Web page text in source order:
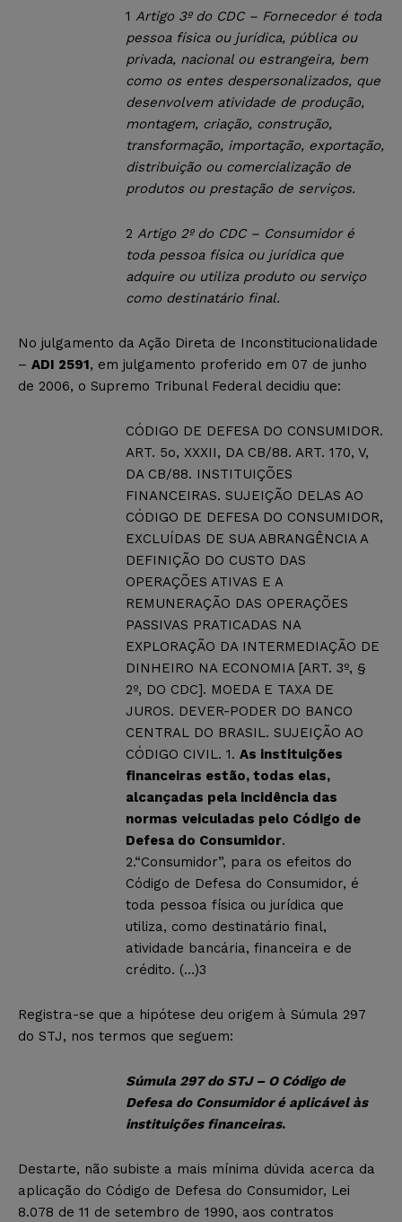
1 Artigo 3º do CDC – Fornecedor é toda
pessoa física ou jurídica, pública ou
privada, nacional ou estrangeira, bem
como os entes despersonalizados, que
desenvolvem atividade de produção,
montagem, criação, construção,
transformação, importação, exportação,
distribuição ou comercialização de
produtos ou prestação de serviços.
2 Artigo 2º do CDC – Consumidor é
toda pessoa física ou jurídica que
adquire ou utiliza produto ou serviço
como destinatário final.
No julgamento da Ação Direta de Inconstitucionalidade
– ADI 2591, em julgamento proferido em 07 de junho
de 2006, o Supremo Tribunal Federal decidiu que:
CÓDIGO DE DEFESA DO CONSUMIDOR.
ART. 5o, XXXII, DA CB/88. ART. 170, V,
DA CB/88. INSTITUIÇÕES
FINANCEIRAS. SUJEIÇÃO DELAS AO
CÓDIGO DE DEFESA DO CONSUMIDOR,
EXCLUÍDAS DE SUA ABRANGÊNCIA A
DEFINIÇÃO DO CUSTO DAS
OPERAÇÕES ATIVAS E A
REMUNERAÇÃO DAS OPERAÇÕES
PASSIVAS PRATICADAS NA
EXPLORAÇÃO DA INTERMEDIAÇÃO DE
DINHEIRO NA ECONOMIA [ART. 3º, §
2º, DO CDC]. MOEDA E TAXA DE
JUROS. DEVER-PODER DO BANCO
CENTRAL DO BRASIL. SUJEIÇÃO AO
CÓDIGO CIVIL. 1. As instituições
financeiras estão, todas elas,
alcançadas pela incidência das
normas veiculadas pelo Código de
Defesa do Consumidor.
2.“Consumidor”, para os efeitos do
Código de Defesa do Consumidor, é
toda pessoa física ou jurídica que
utiliza, como destinatário final,
atividade bancária, financeira e de
crédito. (…)3
Registra-se que a hipótese deu origem à Súmula 297
do STJ, nos termos que seguem:
Súmula 297 do STJ – O Código de
Defesa do Consumidor é aplicável às
instituições financeiras.
Destarte, não subiste a mais mínima dúvida acerca da
aplicação do Código de Defesa do Consumidor, Lei
8.078 de 11 de setembro de 1990, aos contratos